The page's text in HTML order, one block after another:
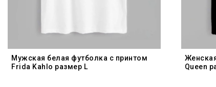
Мужская белая футболка с принтом
Frida Kahlo размер L
Queen